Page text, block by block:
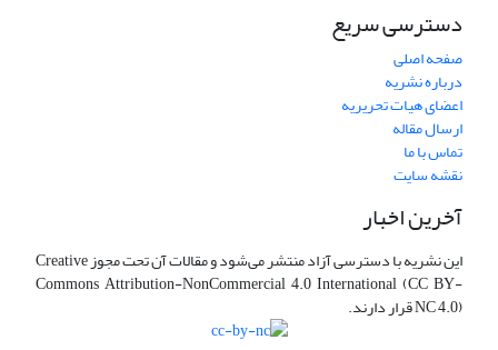
دسترسی سریع
صفحه اصلی
درباره نشریه
اعضای هیات تحریریه
ارسال مقاله
تماس با ما
نقشه سایت
آخرین اخبار
این نشریه با دسترسی آزاد منتشر می‌شود و مقالات آن تحت مجوز Creative
Commons Attribution-NonCommercial 4.0 International (CC BY-
NC 4.0) قرار دارند.